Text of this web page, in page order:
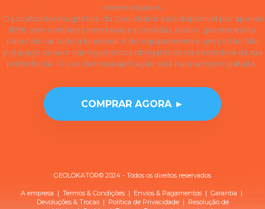
desnecessários.
O Localizador magnético da Geolokator está disponível por apenas
169€ sem contratos nem taxas escondidas, tudo o que necessita
para colocar tudo a funcionar é do equipamento e um cartão SIM
pré-pago ou sem carregamentos obrigatórios da operadora da sua
preferência. O uso da nossa aplicação será para sempre gratuita.
COMPRAR AGORA ►
GEOLOKATOR© 2024 - Todos os direitos reservados
A empresa | Termos & Condições | Envios & Pagamentos | Garantia |
Devoluções & Trocas| Política de Privacidade| Resolução de